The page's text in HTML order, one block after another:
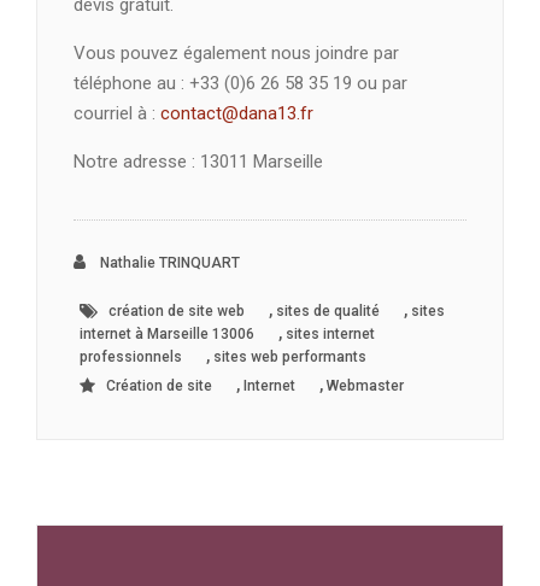
devis gratuit.
Vous pouvez également nous joindre par
téléphone au : +33 (0)6 26 58 35 19 ou par
courriel à : contact@dana13.fr
Notre adresse : 13011 Marseille
Nathalie TRINQUART
création de site web , sites de qualité , sites
internet à Marseille 13006
, sites internet
professionnels
, sites web performants
Création de site
, Internet , Webmaster